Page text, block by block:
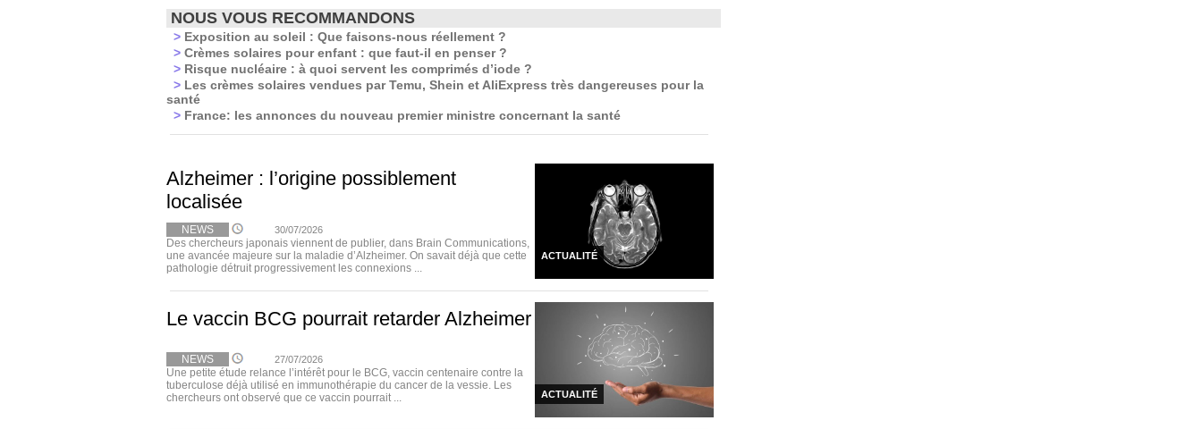
NOUS VOUS RECOMMANDONS
> Exposition au soleil : Que faisons-nous réellement ?
> Crèmes solaires pour enfant : que faut-il en penser ?
> Risque nucléaire : à quoi servent les comprimés d’iode ?
> Les crèmes solaires vendues par Temu, Shein et AliExpress très dangereuses pour la
santé
> France: les annonces du nouveau premier ministre concernant la santé
Alzheimer : l’origine possiblement
localisée
ACTUALITÉ
NEWS 30/07/2026
Des chercheurs japonais viennent de publier, dans Brain Communications,
une avancée majeure sur la maladie d’Alzheimer. On savait déjà que cette
pathologie détruit progressivement les connexions ...
Le vaccin BCG pourrait retarder Alzheimer
ACTUALITÉ
NEWS 27/07/2026
Une petite étude relance l’intérêt pour le BCG, vaccin centenaire contre la
tuberculose déjà utilisé en immunothérapie du cancer de la vessie. Les
chercheurs ont observé que ce vaccin pourrait ...